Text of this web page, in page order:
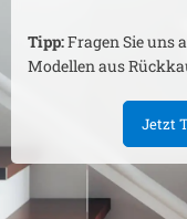
Tipp:Fragen Sie uns
Modellen aus
Jetzt